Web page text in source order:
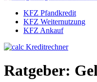
KFZ Pfandkredit
KFZ Weiternutzung
KFZ Ankauf
Kreditrechner
Ratgeber: